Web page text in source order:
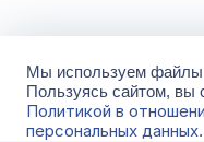
Мы используем файлы
Пользуясь сайтом, вы
Политикой в
персональных данных.